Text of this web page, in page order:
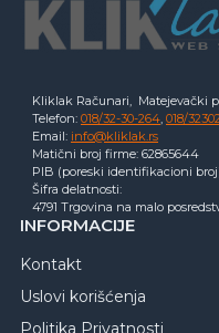
Kliklak Računari, Matejevački
Telefon: 018/32-30-264, 018/
Email: info@kliklak.rs
Matični broj firme: 62865644
PIB (poreski identifikacioni
Šifra delatnosti:
4791 Trgovina na malo
INFORMACIJE
Kontakt
Uslovi korišćenja
Politika Privatnosti